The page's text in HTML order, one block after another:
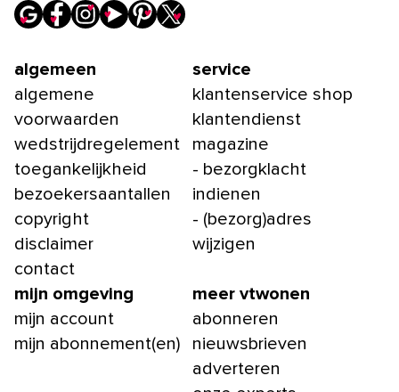
algemeen
algemene
voorwaarden
wedstrijdregelement
toegankelijkheid
bezoekersaantallen
copyright
disclaimer
contact
service
klantenservice shop
klantendienst
magazine
- bezorgklacht
indienen
- (bezorg)adres
wijzigen
mijn omgeving
mijn account
mijn abonnement(en)
meer vtwonen
abonneren
nieuwsbrieven
adverteren